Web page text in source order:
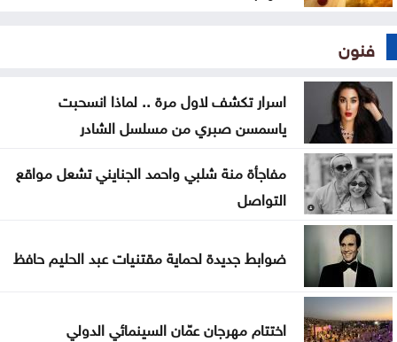
فنون
اسرار تكشف لاول مرة .. لماذا انسحبت
ياسمسن صبري من مسلسل الشادر
مفاجأة منة شلبي واحمد الجنايني تشعل مواقع
التواصل
ضوابط جديدة لحماية مقتنيات عبد الحليم حافظ
اختتام مهرجان عمّان السينمائي الدولي